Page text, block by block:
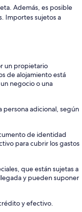
Además, es posible
Importes sujetos a
un propietario
de alojamiento está
negocio o una
persona adicional, según
de identidad
para cubrir los gastos
que están sujetas a
y pueden suponer
y efectivo.